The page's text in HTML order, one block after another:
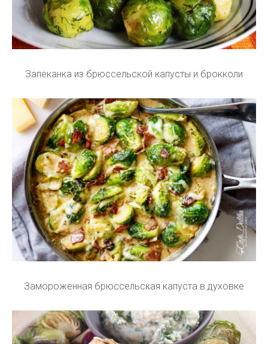
Запеканка из брюссельской капусты и брокколи
Замороженная брюссельская капуста в духовке